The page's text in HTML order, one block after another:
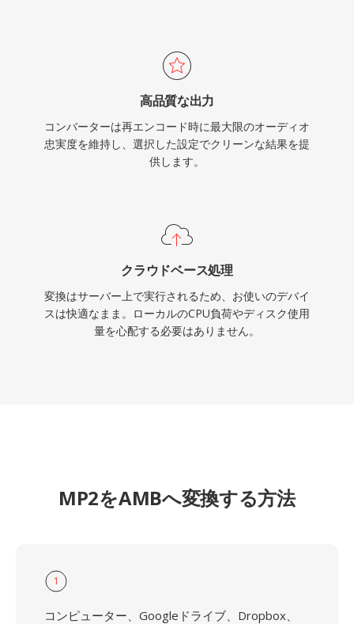
高品質な出力
コンバーターは再エンコード時に最大限のオーディオ
忠実度を維持し、選択した設定でクリーンな結果を提
供します。
クラウドベース処理
変換はサーバー上で実行されるため、お使いのデバイ
スは快適なまま。ローカルのCPU負荷やディスク使用
量を心配する必要はありません。
MP2をAMBへ変換する方法
1
コンピューター、Googleドライブ、Dropbox、